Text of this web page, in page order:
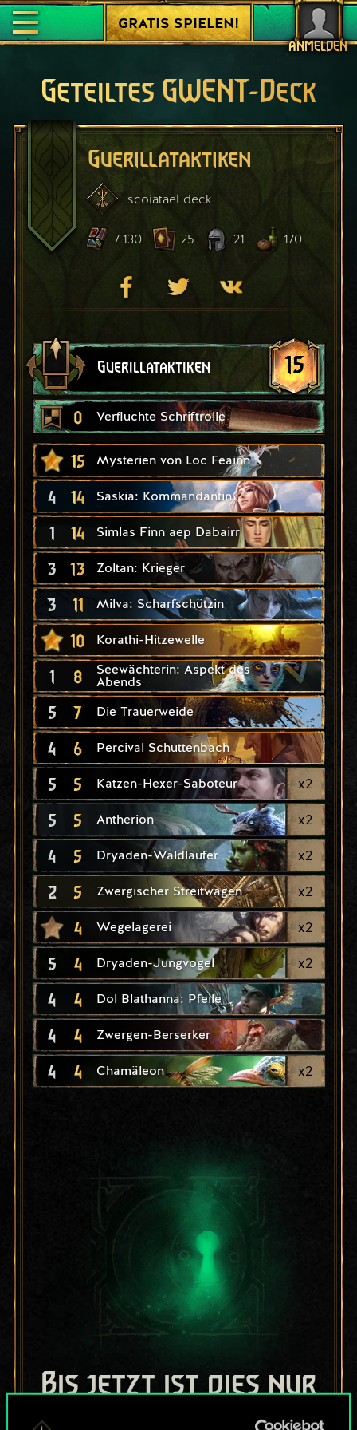
ANMELDEN
GRATIS SPIELEN!
Geteiltes GWENT-Deck
Guerillataktiken
scoiatael deck
7.130 25 21 170
Guerillataktiken 15
0 Verfluchte Schriftrolle
15 Mysterien von Loc Feainn
4 14 Saskia: Kommandantin
1 14 Simlas Finn aep Dabairr
3 13 Zoltan: Krieger
3 11 Milva: Scharfschützin
10 Korathi-Hitzewelle
1 8
Seewächterin: Aspekt des
Abends
5 7 Die Trauerweide
4 6 Percival Schuttenbach
5 5 Katzen-Hexer-Saboteur x2
5 5 Antherion x2
4 5 Dryaden-Waldläufer x2
2 5 Zwergischer Streitwagen x2
4 Wegelagerei x2
5 4 Dryaden-Jungvogel x2
4 4 Dol Blathanna: Pfeile
4 4 Zwergen-Berserker
4 4 Chamäleon x2
Bis jetzt ist dies nur
ein geteilter Satz